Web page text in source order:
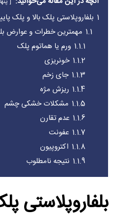
1 بلفاروپلاستی پلک بالا و پلک
1.1 مهمترین خطرات و عوارض
1.1.1 ورم یا هماتوم پلک
1.1.2 خونریزی
1.1.3 جای زخم
1.1.4 ریزش مژه
1.1.5 مشکلات خشکی چشم
1.1.6 عدم تقارن
1.1.7 عفونت
1.1.8 اکتروپیون
1.1.9 نتیجه نامطلوب
بلفاروپلاستی